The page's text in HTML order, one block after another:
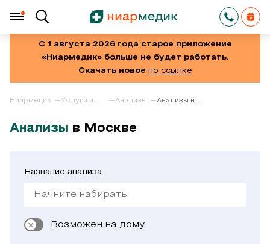
С 1 августа 2026 года старое приложение
«Ниармедик» больше не будет работать.
Скачать новое по ссылке
Ниармедик
Услуги и
Анализы
Анализы на
Анализы в Москве
Название анализа
Возможен на дому